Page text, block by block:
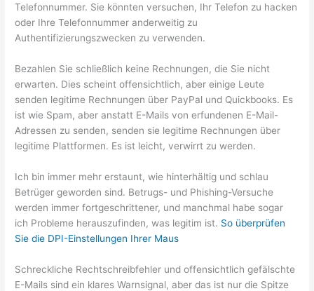
Telefonnummer. Sie könnten versuchen, Ihr Telefon zu hacken
oder Ihre Telefonnummer anderweitig zu
Authentifizierungszwecken zu verwenden.
Bezahlen Sie schließlich keine Rechnungen, die Sie nicht
erwarten. Dies scheint offensichtlich, aber einige Leute
senden legitime Rechnungen über PayPal und Quickbooks. Es
ist wie Spam, aber anstatt E-Mails von erfundenen E-Mail-
Adressen zu senden, senden sie legitime Rechnungen über
legitime Plattformen. Es ist leicht, verwirrt zu werden.
Ich bin immer mehr erstaunt, wie hinterhältig und schlau
Betrüger geworden sind. Betrugs- und Phishing-Versuche
werden immer fortgeschrittener, und manchmal habe sogar
ich Probleme herauszufinden, was legitim ist. So überprüfen
Sie die DPI-Einstellungen Ihrer Maus
Schreckliche Rechtschreibfehler und offensichtlich gefälschte
E-Mails sind ein klares Warnsignal, aber das ist nur die Spitze